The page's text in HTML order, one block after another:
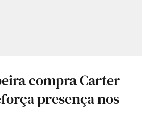
compra Carter
presença nos